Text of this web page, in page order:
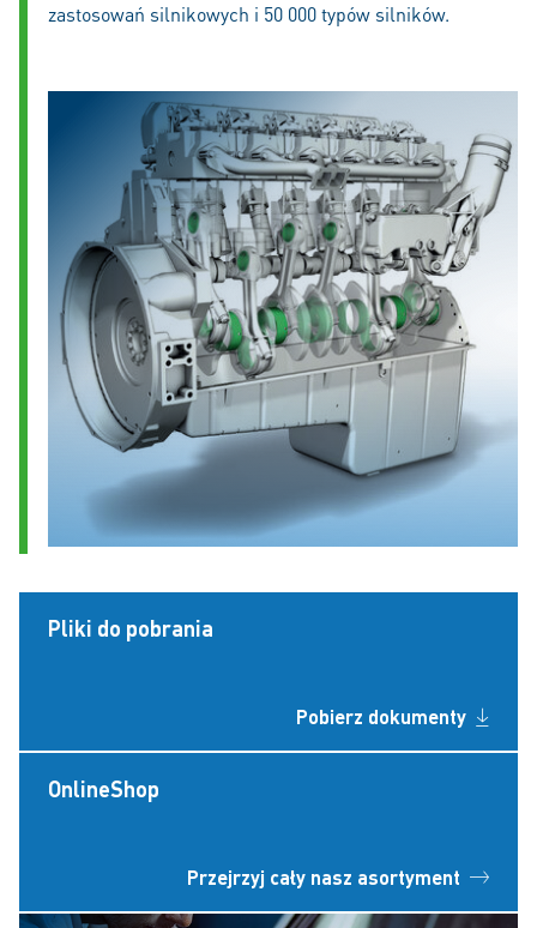
zastosowań silnikowych i 50 000 typów silników.
Pliki do pobrania
Pobierz dokumenty
OnlineShop
Przejrzyj cały nasz asortyment